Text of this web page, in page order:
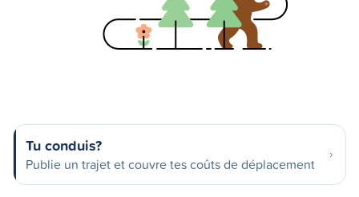
Tu conduis?
Publie un trajet et couvre tes coûts de déplacement